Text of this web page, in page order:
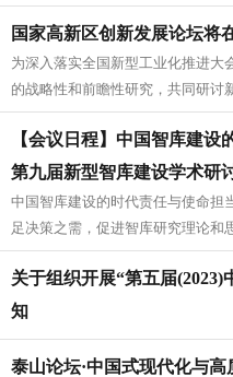
通过持续发布年度《CTTI智...
国家高新区创新发展论坛将
为深入落实全国新型工业化推进大
的战略性和前瞻性研究，共同研讨
快提升国家高新区发展新动能、新
【会议日程】中国智库建
第九届新型智库建设学术研
中国智库建设的时代责任与使命担
足决策之需，促进智库研究理论和
平台，提升智库的决策支撑力和服
关于组织开展“第五届
知
泰山论坛·中国式现代化与